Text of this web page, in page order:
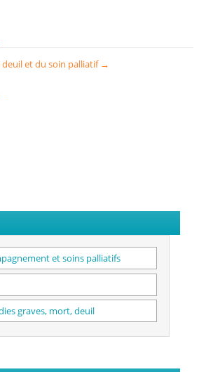
et du soin palliatif→
et soins palliatifs
graves, mort, deuil